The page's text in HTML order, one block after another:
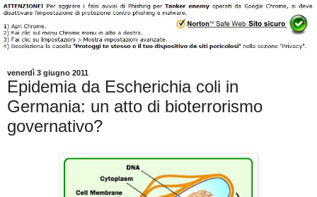
venerdì 3 giugno 2011
Epidemia da Escherichia coli in
Germania: un atto di bioterrorismo
governativo?